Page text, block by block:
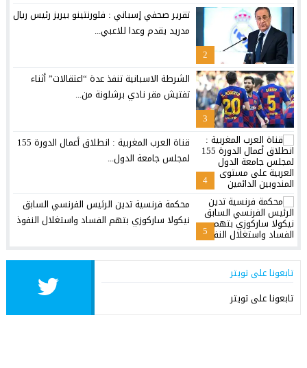
2
تقرير صحفي إسباني : فلورنتينو بيريز رئيس ريال
مدريد يقدم وعدا للاعبي...
3
الشرطة الاسبانية تنفذ عدة “اعتقالات” أثناء
تفتيش مقر نادي برشلونة من...
4
قناة العرب المغربية : انطلاق أعمال الدورة 155
لمجلس جامعة الدول...
5
محكمة فرنسية تدين الرئيس الفرنسي السابق
نيكولا ساركوزي بتهم الفساد واستغلال النفوذ
تابعونا على تويتر
تابعونا على تويتر